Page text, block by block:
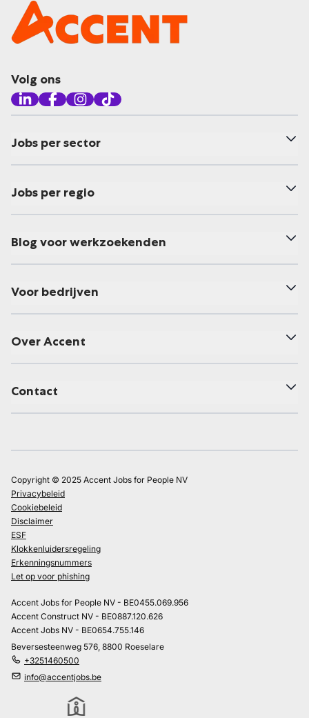
Volg ons
Jobs per sector
Jobs per regio
Blog voor werkzoekenden
Voor bedrijven
Over Accent
Contact
Copyright © 2025 Accent Jobs for People NV
Privacybeleid
Cookiebeleid
Disclaimer
ESF
Klokkenluidersregeling
Erkenningsnummers
Let op voor phishing
Accent Jobs for People NV - BE0455.069.956
Accent Construct NV - BE0887.120.626
Accent Jobs NV - BE0654.755.146
Beversesteenweg 576, 8800 Roeselare
+3251460500
info@accentjobs.be